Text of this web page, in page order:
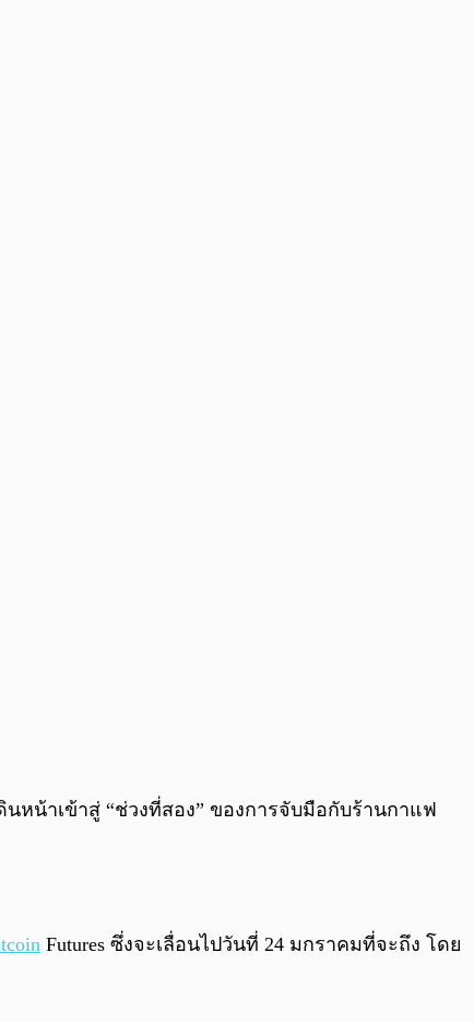
0:00 /
ดินหน้าเข้าสู่ “ช่วงที่สอง” ของการจับมือกับร้านกาแฟ
Futures ซึ่งจะเลื่อนไปวันที่ 24 มกราคมที่จะถึง โดย